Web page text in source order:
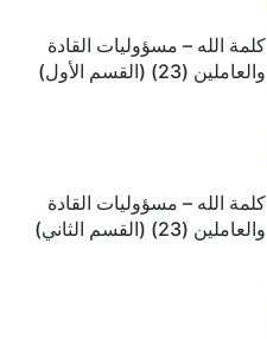
كلمة الله – مسؤوليات القادة
والعاملين (23) (القسم الأول)
كلمة الله – مسؤوليات القادة
والعاملين (23) (القسم الثاني)